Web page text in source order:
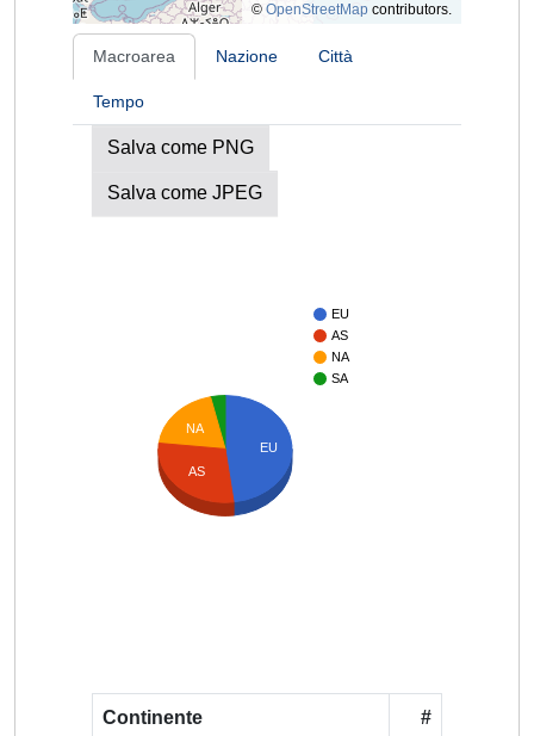
© OpenStreetMap contributors.
Macroarea Nazione Città
Tempo
Salva come PNG
Salva come JPEG
EU
AS
NA
SA
EU
NA
AS
Continente #